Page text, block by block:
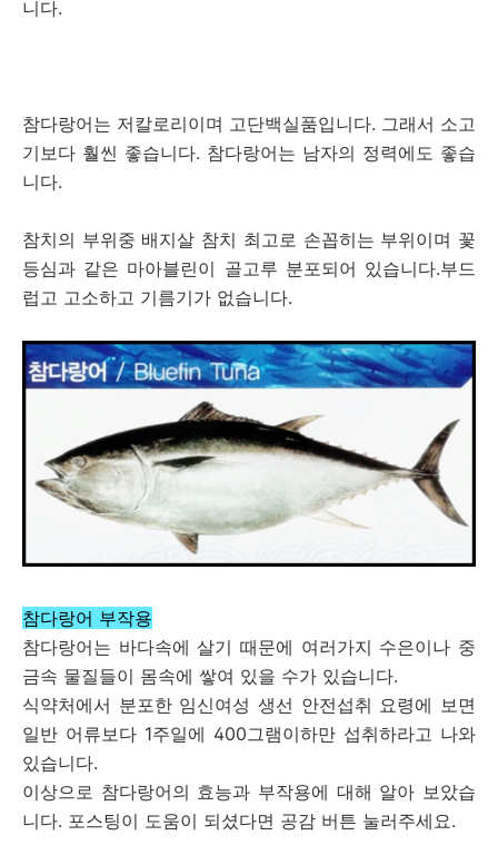
니다.
참다랑어는 저칼로리이며 고단백실품입니다. 그래서 소고
기보다 훨씬 좋습니다. 참다랑어는 남자의 정력에도 좋습
니다.
참치의 부위중 배지살 참치 최고로 손꼽히는 부위이며 꽃
등심과 같은 마아블린이 골고루 분포되어 있습니다.부드
럽고 고소하고 기름기가 없습니다.
참다랑어 부작용
참다랑어는 바다속에 살기 때문에 여러가지 수은이나 중
금속 물질들이 몸속에 쌓여 있을 수가 있습니다.
식약처에서 분포한 임신여성 생선 안전섭취 요령에 보면
일반 어류보다 1주일에 400그램이하만 섭취하라고 나와
있습니다.
이상으로 참다랑어의 효능과 부작용에 대해 알아 보았습
니다. 포스팅이 도움이 되셨다면 공감 버튼 눌러주세요.